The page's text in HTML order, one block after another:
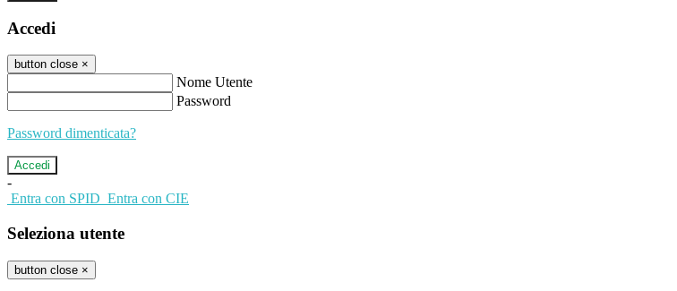
Accedi
button close ×
Nome Utente
Password
Password dimenticata?
-
Entra con SPID Entra con CIE
Seleziona utente
button close ×